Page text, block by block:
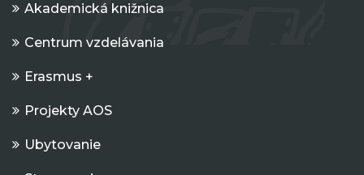
Akademická knižnica
Centrum vzdelávania
Erasmus +
Projekty AOS
Ubytovanie